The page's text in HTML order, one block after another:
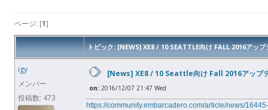
ページ: [1]
トピック: [NEWS] XE8 / 10 SEATTLE向け FALL 2016アップ
igy
メンバー
投稿数: 473
[News] XE8 / 10 Seattle向け Fall 2016アップ
on: 2016/12/07 21:47 Wed
https://community.embarcadero.com/article/news/